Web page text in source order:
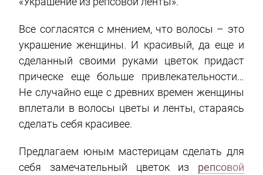
Все согласятся с мнением, что волосы – это
украшение женщины. И красивый, да еще и
сделанный своими руками цветок придаст
прическе еще больше привлекательности…
Не случайно еще с древних времен женщины
вплетали в волосы цветы и ленты, стараясь
сделать себя красивее.
Предлагаем юным мастерицам сделать для
себя замечательный цветок из репсовой